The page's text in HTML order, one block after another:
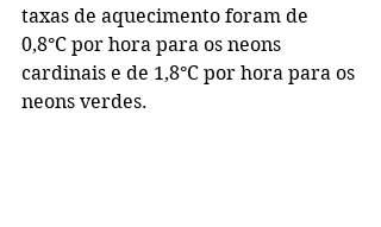
taxas de aquecimento foram de
0,8°C por hora para os neons
cardinais e de 1,8°C por hora para os
neons verdes.